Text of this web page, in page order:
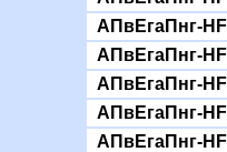
АПвЕгаПнг-
АПвЕгаПнг-
АПвЕгаПнг-
АПвЕгаПнг-
АПвЕгаПнг-